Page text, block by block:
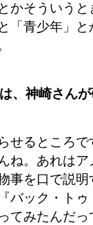
かそういう
「青少年」
、神崎さん
せるところ
ね。あれは
事を口で説
バック・ト
てみたんだ